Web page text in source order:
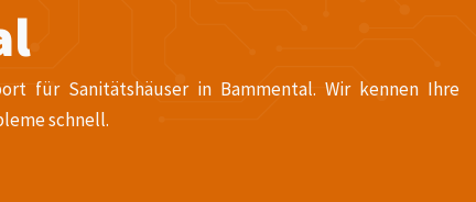
für Sanitätshäuser in Bammental. Wir kennen Ihre
schnell.